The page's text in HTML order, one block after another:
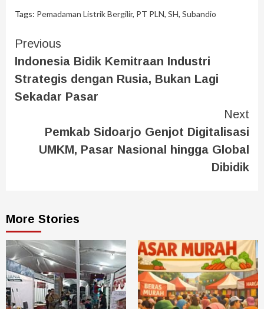
Tags: Pemadaman Listrik Bergilir, PT PLN, SH, Subandio
Previous
Indonesia Bidik Kemitraan Industri
Strategis dengan Rusia, Bukan Lagi
Sekadar Pasar
Next
Pemkab Sidoarjo Genjot Digitalisasi
UMKM, Pasar Nasional hingga Global
Dibidik
More Stories